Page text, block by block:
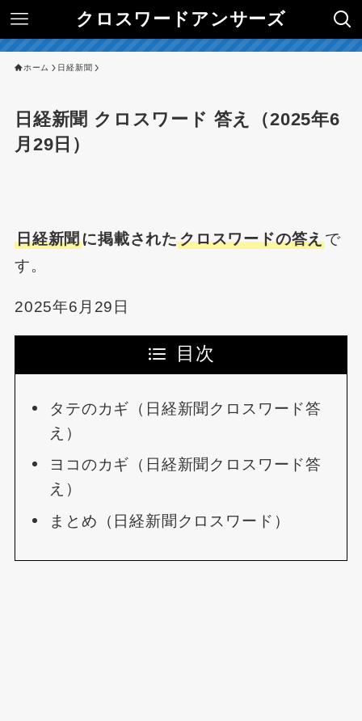
クロスワードアンサーズ
ホーム 日経新聞
日経新聞 クロスワード 答え（2025年6
月29日）
日経新聞に掲載されたクロスワードの答えで
す。
2025年6月29日
目次
タテのカギ（日経新聞クロスワード答
え）
ヨコのカギ（日経新聞クロスワード答
え）
まとめ（日経新聞クロスワード）